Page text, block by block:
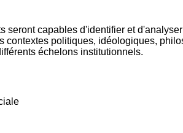
seront capables d'identifier et
contextes politiques, idéologiques,
échelons institutionnels.